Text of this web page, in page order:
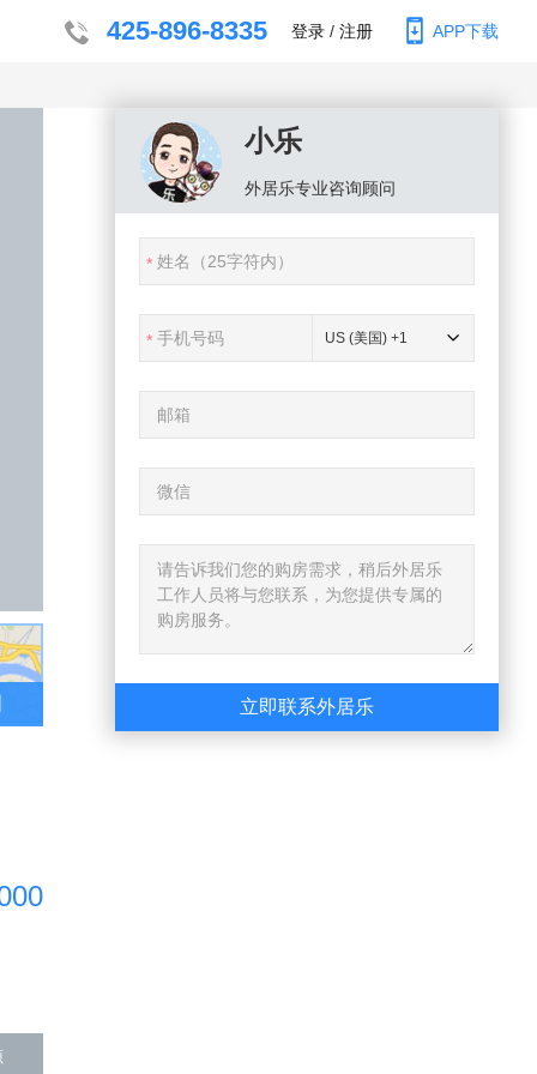
425-896-8335 登录 / 注册 APP下载
小乐
外居乐专业咨询顾问
US (美国) +1
立即联系外居乐